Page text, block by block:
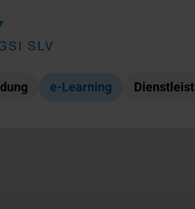
e-Learning